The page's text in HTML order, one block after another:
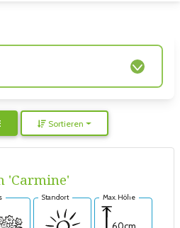
Sortieren
'Carmine'
Standort Max. Höhe
60cm